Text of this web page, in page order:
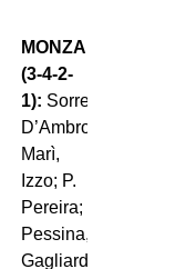
MONZA
(3-4-2-
1): Sorrentino;
D’Ambrosio,
Marì,
Izzo; P.
Pereira;
Pessina,
Gagliardini,